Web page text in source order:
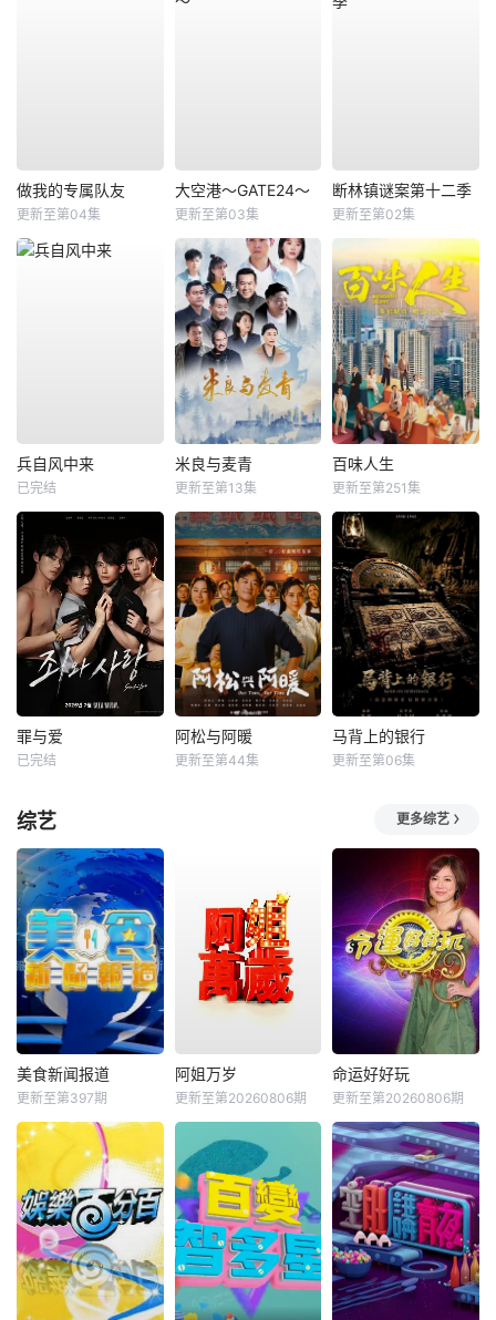
做我的专属队友
更新至第04集
大空港～GATE24～
更新至第03集
断林镇谜案第十二季
更新至第02集
兵自风中来
已完结
米良与麦青
更新至第13集
百味人生
更新至第251集
罪与爱
已完结
阿松与阿暖
更新至第44集
马背上的银行
更新至第06集
综艺 更多综艺
美食新闻报道
更新至第397期
阿姐万岁
更新至第20260806期
命运好好玩
更新至第20260806期